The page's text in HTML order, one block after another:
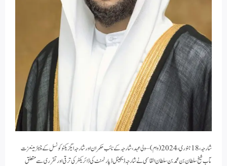
شارجہ، 18 جنوری، 2024 (وام) – ولی عہد، شارجہ کے نائب حکمران اور شارجہ ایگزیکٹو کونسل کے چیئرمینعزت
مآب شیخ سلطان بن محمد بن سلطان القاسمی نے شارجہ ڈیجیٹل ڈپارٹمنٹ کی ڈائریکٹر کی ترقی اور تقرری سے متعلق